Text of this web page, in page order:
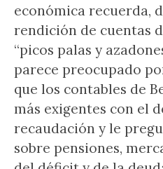
económica recuerda,
rendición de cuentas
“picos palas y
parece preocupado
que los contables de
más exigentes con el
recaudación y le
sobre pensiones,